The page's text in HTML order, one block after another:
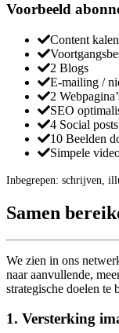
Voorbeeld
Content
2 Blogs
E-mailing /
2
SEO
4 Social posts
10 Beelden
Simpele
Inbegrepen: schrijven,
Samen
We zien in ons
naar aanvullende,
strategische doelen te
1. Versterking